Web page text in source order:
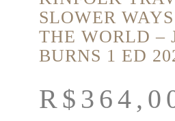
SLOWER
THE WORLD –
BURNS 1 ED
R$